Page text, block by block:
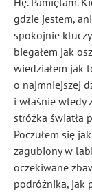
gdzie jestem,
spokojnie
biegałem jak
wiedziałem jak
o najmniejszej
i właśnie wtedy
stróżka światła
Poczułem się
zagubiony w
oczekiwane
podróżnika, jak